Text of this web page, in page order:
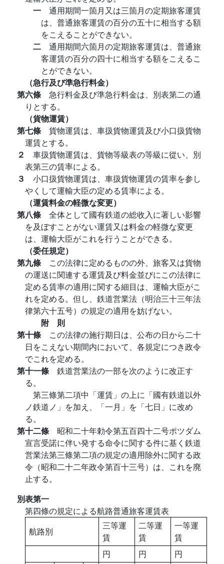
一 通用期間一箇月又は三箇月の定期旅客運賃
は、普通旅客運賃の百分の五十に相当する額
をこえることができない。
二 通用期間六箇月の定期旅客運賃は、普通旅
客運賃の百分の四十に相当する額をこえるこ
とができない。
（急行及び準急行料金）
第六條 急行料金及び準急行料金は、別表第二の通
りとする。
（貨物運賃）
第七條 貨物運賃は、車扱貨物運賃及び小口扱貨物
運賃とする。
２ 車扱貨物運賃は、貨物等級表の等級に從い、別
表第三の賃率による。
３ 小口扱貨物運賃は、車扱貨物運賃の賃率を参し
やくして運輸大臣の定める賃率による。
（運賃料金の軽微な変更）
第八條 全体として國有鉄道の総收入に著しい影響
を及ぼすことがない運賃又は料金の軽微な変更
は、運輸大臣がこれを行うことができる。
（委任規定）
第九條 この法律に定めるものの外、旅客又は貨物
の運送に関連する運賃及び料金並びにこの法律に
定める賃率の適用に関する細目は、運輸大臣がこ
れを定める。但し、鉄道営業法（明治三十三年法
律第六十五号）の規定の適用を妨げない。
附 則
第十條 この法律の施行期日は、公布の日から二十
日をこえない期間内において、各規定につき政令
でこれを定める。
第十一條 鉄道営業法の一部を次のように改正す
る。
第三條第二項中「運賃」の上に「國有鉄道以外
ノ鉄道ノ」を加え、「一月」を「七日」に改め
る。
第十二條 昭和二十年勅令第五百四十二号ポツダム
宣言受諾に伴い発する命令に関する件に基く鉄道
営業法第三條第二項の規定の適用除外に関する政
令（昭和二十二年政令第百十三号）は、これを廃
止する。
別表第一
第四條の規定による航路普通旅客運賃表
航路別
三等運
賃
二等運
賃
一等運
賃
円
円
円